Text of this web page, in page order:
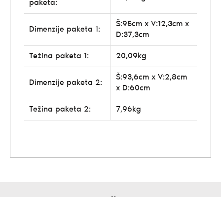
paketa:
Dimenzije paketa 1:
Š:95cm x V:12,3cm x
D:37,3cm
Težina paketa 1: 20,09kg
Dimenzije paketa 2:
Š:93,6cm x V:2,8cm
x D:60cm
Težina paketa 2: 7,96kg